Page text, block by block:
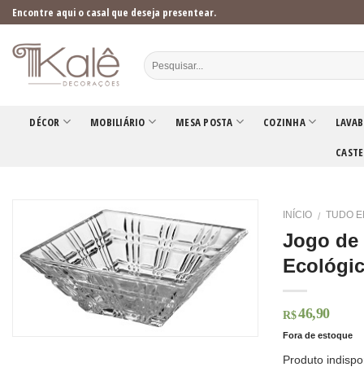
Skip
to
content
Encontre aqui o casal que deseja presentear.
DÉCOR MOBILIÁRIO MESA POSTA COZINHA
INÍCIO / TUDO
Jogo de
R$ 46,90
Fora de estoque
Produto